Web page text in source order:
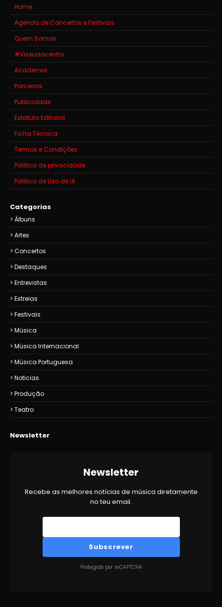
Home
Agenda de Concertos e Festivais
Quem Somos
#Viseuaocentro
Academia
Parcerias
Publicidade
Estatuto Editorial
Ficha Técnica
Termos e Condições
Política de privacidade
Política de Uso de IA
Categorias
Álbuns
Artes
Concertos
Destaques
Entrevistas
Estreias
Festivais
Música
Música Internacional
Música Portuguesa
Noticias
Produção
Teatro
Newsletter
Newsletter
Recebe as melhores notícias de música diretamente
no teu email.
Subscrever
Protegido por reCAPTCHA